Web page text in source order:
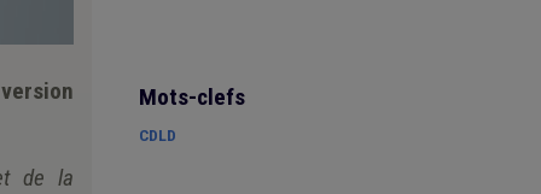
de la
Mots-clefs
CDLD